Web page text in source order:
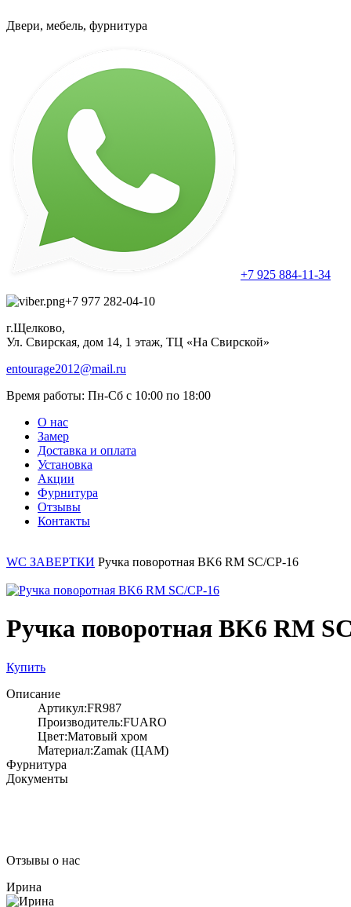
Двери, мебель, фурнитура
+7 925 884-11-34
+7 977 282-04-10
г.Щелково,
Ул. Свирская, дом 14, 1 этаж, ТЦ «На Свирской»
entourage2012@mail.ru
Время работы: Пн-Сб с 10:00 по 18:00
О нас
Замер
Доставка и оплата
Установка
Акции
Фурнитура
Отзывы
Контакты
WC ЗАВЕРТКИ Ручка поворотная BK6 RM SC/CP-16
Ручка поворотная BK6 RM
Купить
Описание
Артикул:FR987
Производитель:FUARO
Цвет:Матовый хром
Материал:Zamak (ЦАМ)
Фурнитура
Документы
Отзывы о нас
Ирина